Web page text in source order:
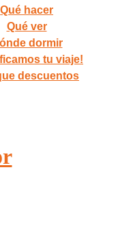
Qué hacer
Qué ver
dormir
tu viaje!
descuentos